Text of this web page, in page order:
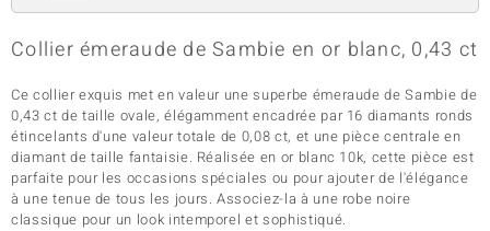
Collier émeraude de Sambie en or blanc, 0,43 ct
Ce collier exquis met en valeur une superbe émeraude de Sambie de
0,43 ct de taille ovale, élégamment encadrée par 16 diamants ronds
étincelants d'une valeur totale de 0,08 ct, et une pièce centrale en
diamant de taille fantaisie. Réalisée en or blanc 10k, cette pièce est
parfaite pour les occasions spéciales ou pour ajouter de l'élégance
à une tenue de tous les jours. Associez-la à une robe noire
classique pour un look intemporel et sophistiqué.